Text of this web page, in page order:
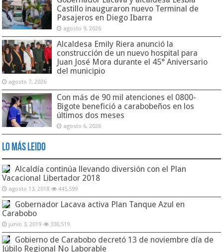
Castillo inauguraron nuevo Terminal de
Pasajeros en Diego Ibarra
agosto 9, 2026
Alcaldesa Emily Riera anunció la
construcción de un nuevo hospital para
Juan José Mora durante el 45° Aniversario
del municipio
agosto 7, 2026
Con más de 90 mil atenciones el 0800-
Bigote benefició a carabobeños en los
últimos dos meses
agosto 6, 2026
Lo Más Leido
Alcaldía continúa llevando diversión con el Plan
Vacacional Libertador 2018
agosto 13, 2018 445,599
Gobernador Lacava activa Plan Tanque Azul en
Carabobo
junio 3, 2019 330,519
Gobierno de Carabobo decretó 13 de noviembre día de
Júbilo Regional No Laborable